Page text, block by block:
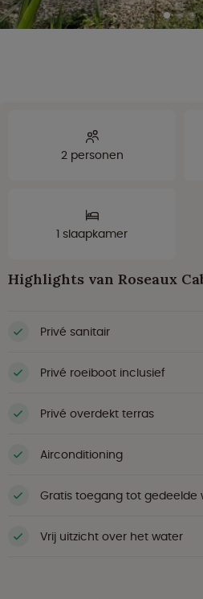
2 personen
1 slaapkamer
Highlights van Roseaux
Privé sanitair
Privé roeiboot inclusief
Privé overdekt terras
Airconditioning
Gratis toegang tot gedeelde
Vrij uitzicht over het water